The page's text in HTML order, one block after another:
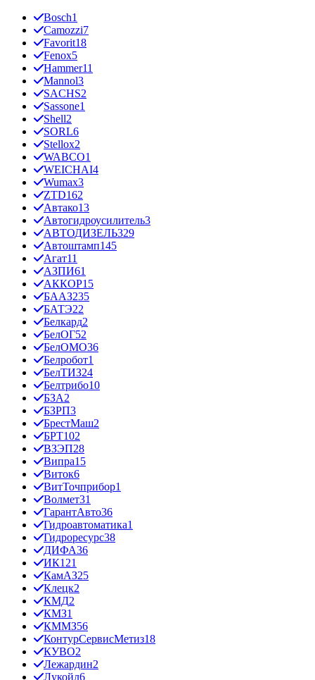
Bosch1
Camozzi7
Favorit18
Fenox5
Hammer11
Mannol3
SACHS2
Sassone1
Shell2
SORL6
Stellox2
WABCO1
WEICHAI4
Wumax3
ZTD162
Автако13
Автогидроусилитель3
АВТОДИЗЕЛЬ329
Автоштамп145
Агат11
АЗПИ61
АККОР15
БААЗ235
БАТЭ22
Белкард2
БелОГ52
БелОМО36
Белробот1
БелТИЗ24
Белтрибо10
БЗА2
БЗРП3
БрестМаш2
БРТ102
ВЗЭП28
Випра15
Виток6
ВитТочприбор1
Волмет31
ГарантАвто36
Гидроавтоматика1
Гидроресурс38
ДИФА36
ИК121
КамАЗ25
Клецк2
КМД2
КМЗ1
КММЗ56
КонтурСервисМетиз18
КУВО2
Лежардин2
Лукойл6